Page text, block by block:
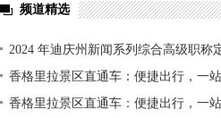
频道精选
2024 年迪庆州新闻系列综合高级职称
单公示
香格里拉景区直通车：便捷出行，一
香格里拉景区直通车：便捷出行，一